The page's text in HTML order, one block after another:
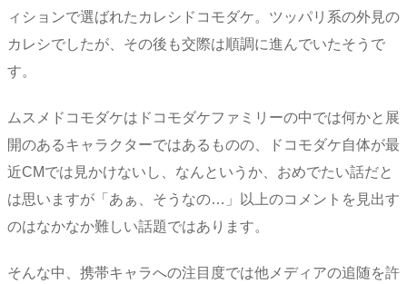
ィションで選ばれたカレシドコモダケ。ツッパリ系の外見の
カレシでしたが、その後も交際は順調に進んでいたそうで
す。
ムスメドコモダケはドコモダケファミリーの中では何かと展
開のあるキャラクターではあるものの、ドコモダケ自体が最
近CMでは見かけないし、なんというか、おめでたい話だと
は思いますが「あぁ、そうなの…」以上のコメントを見出す
のはなかなか難しい話題ではあります。
そんな中、携帯キャラへの注目度では他メディアの追随を許